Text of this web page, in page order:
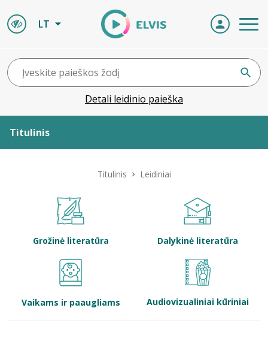
LT
Detali leidinio paieška
Titulinis
Bibliotekoms
Titulinis Leidiniai
Grožinė literatūra Dalykinė literatūra
Vaikams ir paaugliams Audiovizualiniai kūriniai